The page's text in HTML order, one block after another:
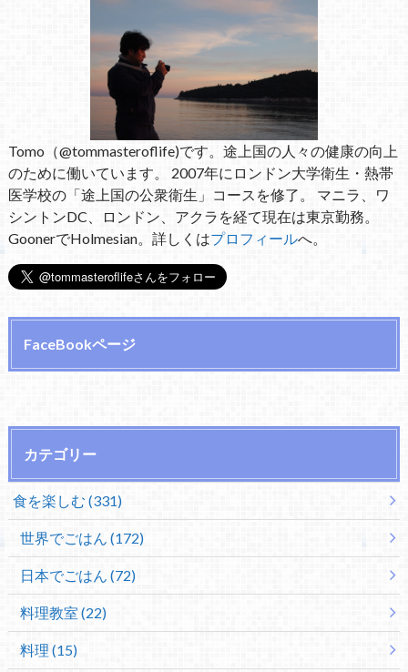
Tomo（@tommasteroflife)です。途上国の人々の健康の向上
のために働いています。 2007年にロンドン大学衛生・熱帯
医学校の「途上国の公衆衛生」コースを修了。 マニラ、ワ
シントンDC、ロンドン、アクラを経て現在は東京勤務。
GoonerでHolmesian。詳しくはプロフィールへ。
FaceBookページ
カテゴリー
食を楽しむ (331)
世界でごはん (172)
日本でごはん (72)
料理教室 (22)
料理 (15)